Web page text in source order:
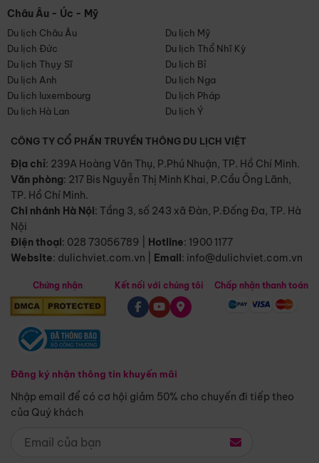
Châu Âu - Úc - Mỹ
Du lịch Châu Âu
Du lịch Mỹ
Du lịch Đức
Du lịch Thổ Nhĩ Kỳ
Du lịch Thụy Sĩ
Du lịch Bỉ
Du lịch Anh
Du lịch Nga
Du lịch luxembourg
Du lịch Pháp
Du lịch Hà Lan
Du lịch Ý
CÔNG TY CỔ PHẦN TRUYỀN THÔNG DU LỊCH VIỆT
Địa chỉ: 239A Hoàng Văn Thụ, P.Phú Nhuận, TP. Hồ Chí Minh.
Văn phòng: 217 Bis Nguyễn Thị Minh Khai, P.Cầu Ông Lãnh,
TP. Hồ Chí Minh.
Chi nhánh Hà Nội: Tầng 3, số 243 xã Đàn, P.Đống Đa, TP. Hà
Nội
Điện thoại: 028 73056789 Hotline: 1900 1177
Website: dulichviet.com.vn Email: info@dulichviet.com.vn
Chứng nhận
Đăng ký nhận thông tin khuyến mãi
Nhập email để có cơ hội giảm 50% cho chuyến đi tiếp theo
của Quý khách
Kết nối với chúng tôi Chấp nhận thanh toán